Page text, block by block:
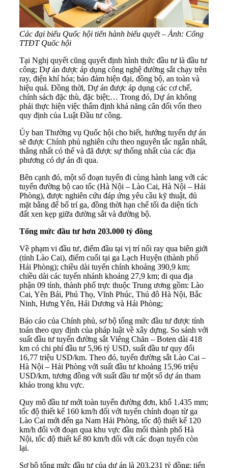
Các đại biểu Quốc hội tiến hành biểu quyết – Ảnh: Cổng
TTĐT Quốc hội
Tại Nghị quyết cũng quyết định hình thức đầu tư là đầu tư
công; Dự án được áp dụng công nghệ đường sắt chạy trên
ray, điện khí hóa; bảo đảm hiện đại, đồng bộ, an toàn và
hiệu quả. Đồng thời, Dự án được áp dụng các cơ chế,
chính sách đặc thù, đặc biệt;… Trong đó, Dự án không
phải thực hiện việc thẩm định khả năng cân đối vốn theo
quy định của Luật Đầu tư công.
Ủy ban Thường vụ Quốc hội cho biết, hướng tuyến dự án
sẽ được Chính phủ nghiên cứu theo nguyên tắc ngắn nhất,
thẳng nhất có thể và đã được sự thống nhất của các địa
phương có dự án đi qua.
Bên cạnh đó, một số đoạn tuyến đi cùng hành lang với các
tuyến đường bộ cao tốc (Hà Nội – Lào Cai, Hà Nội – Hải
Phòng), được nghiên cứu đáp ứng yêu cầu kỹ thuật, đủ
mặt bằng để bố trí ga, đồng thời hạn chế tối đa diện tích
đất xen kẹp giữa đường sắt và đường bộ.
Tổng mức đầu tư hơn 203.000 tỷ đồng
Về phạm vi đầu tư, điểm đầu tại vị trí nối ray qua biên giới
(tỉnh Lào Cai), điểm cuối tại ga Lạch Huyện (thành phố
Hải Phòng); chiều dài tuyến chính khoảng 390,9 km;
chiều dài các tuyến nhánh khoảng 27,9 km; đi qua địa
phận 09 tỉnh, thành phố trực thuộc Trung ương gồm: Lào
Cai, Yên Bái, Phú Thọ, Vĩnh Phúc, Thủ đô Hà Nội, Bắc
Ninh, Hưng Yên, Hải Dương và Hải Phòng;
Báo cáo của Chính phủ, sơ bộ tổng mức đầu tư được tính
toán theo quy định của pháp luật về xây dựng. So sánh với
suất đầu tư tuyến đường sắt Viêng Chăn – Boten dài 418
km có chi phí đầu tư 5,96 tỷ USD, suất đầu tư quy đổi
16,77 triệu USD/km. Theo đó, tuyến đường sắt Lào Cai –
Hà Nội – Hải Phòng với suất đầu tư khoảng 15,96 triệu
USD/km, tương đồng với suất đầu tư một số dự án tham
khảo trong khu vực.
Quy mô đầu tư mới toàn tuyến đường đơn, khổ 1.435 mm;
tốc độ thiết kế 160 km/h đối với tuyến chính đoạn từ ga
Lào Cai mới đến ga Nam Hải Phòng, tốc độ thiết kế 120
km/h đối với đoạn qua khu vực đầu mối thành phố Hà
Nội, tốc độ thiết kế 80 km/h đối với các đoạn tuyến còn
lại.
Sơ bộ tổng mức đầu tư của dự án là 203.231 tỷ đồng; tiến